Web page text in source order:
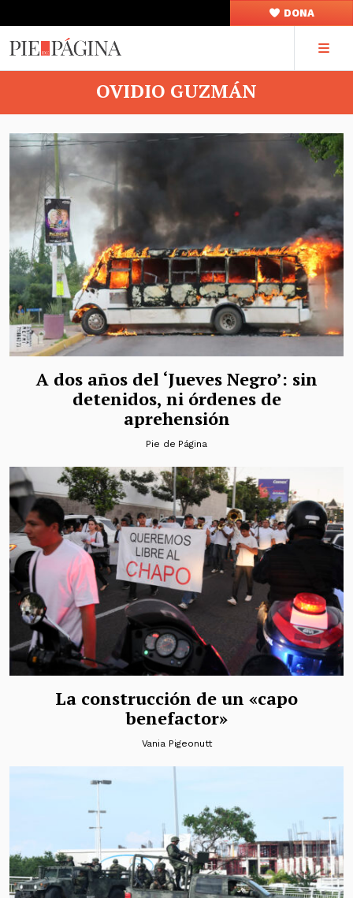
DONA
OVIDIO GUZMÁN
A dos años del ‘Jueves Negro’: sin
detenidos, ni órdenes de
aprehensión
Pie de Página
La construcción de un «capo
benefactor»
Vania Pigeonutt